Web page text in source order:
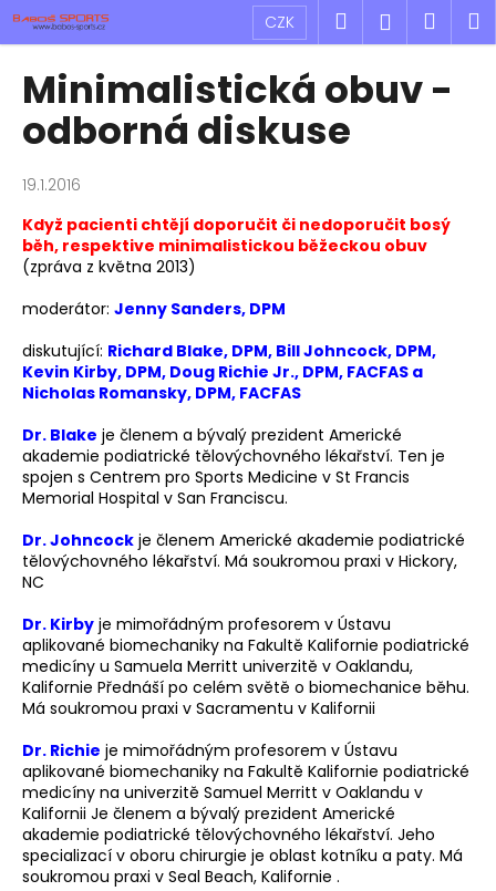
Přejít
obsah
CZK Hledat
Minimalistická obuv -
odborná diskuse
19.1.2016
Když pacienti chtějí doporučit či nedoporučit bosý
běh, respektive minimalistickou běžeckou obuv
(zpráva z května 2013)
moderátor: Jenny Sanders, DPM
diskutující: Richard Blake, DPM, Bill Johncock, DPM,
Kevin Kirby, DPM, Doug Richie Jr., DPM, FACFAS a
Nicholas Romansky, DPM, FACFAS
Dr. Blake je členem a bývalý prezident Americké
akademie podiatrické tělovýchovného lékařství. Ten je
spojen s Centrem pro Sports Medicine v St Francis
Memorial Hospital v San Franciscu.
Dr. Johncock je členem Americké akademie podiatrické
tělovýchovného lékařství. Má soukromou praxi v Hickory,
NC
Dr. Kirby je mimořádným profesorem v Ústavu
aplikované biomechaniky na Fakultě Kalifornie podiatrické
medicíny u Samuela Merritt univerzitě v Oaklandu,
Kalifornie Přednáší po celém světě o biomechanice běhu.
Má soukromou praxi v Sacramentu v Kalifornii
Dr. Richie je mimořádným profesorem v Ústavu
aplikované biomechaniky na Fakultě Kalifornie podiatrické
medicíny na univerzitě Samuel Merritt v Oaklandu v
Kalifornii Je členem a bývalý prezident Americké
akademie podiatrické tělovýchovného lékařství. Jeho
specializací v oboru chirurgie je oblast kotníku a paty. Má
soukromou praxi v Seal Beach, Kalifornie .
K
o
C
o
p
t
ř
b
u
j
e
t
e
n
j
í
t
?
HLEDAT
D
o